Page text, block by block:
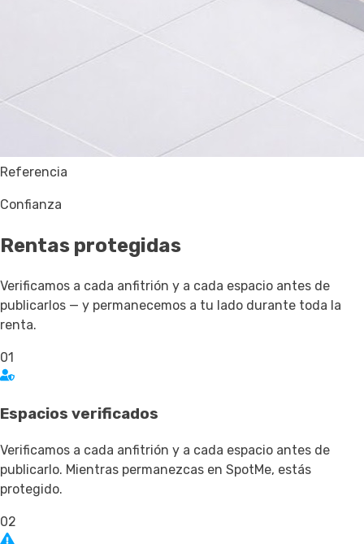
Referencia
Confianza
Rentas protegidas
Verificamos a cada anfitrión y a cada espacio antes de
publicarlos — y permanecemos a tu lado durante toda la
renta.
01
Espacios verificados
Verificamos a cada anfitrión y a cada espacio antes de
publicarlo. Mientras permanezcas en SpotMe, estás
protegido.
02